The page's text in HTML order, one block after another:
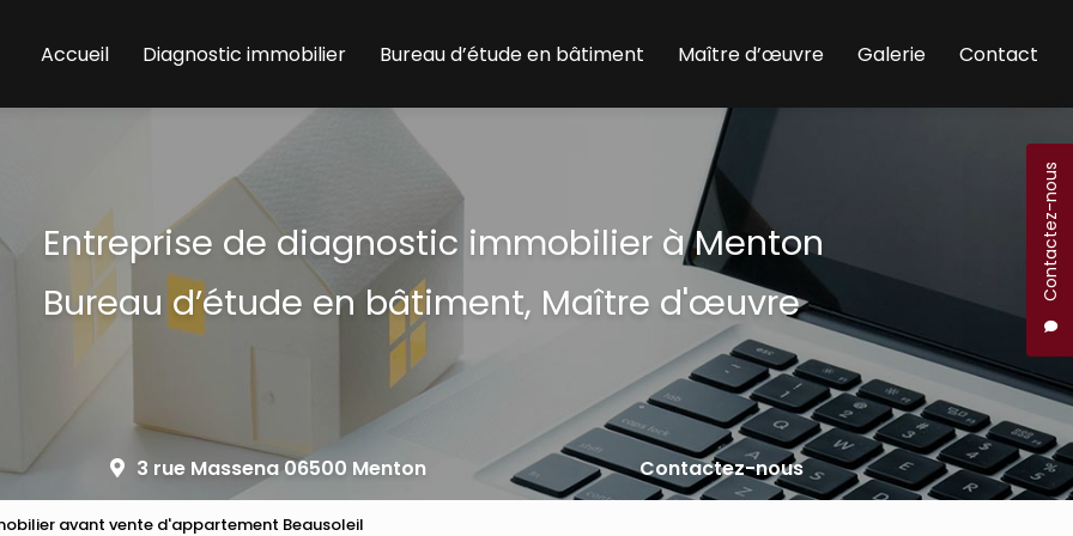
Contactez-nous
Accueil
Diagnostic immobilier Bureau d’étude en bâtiment Maître d’œuvre Galerie Contact
Entreprise de diagnostic immobilier à Menton
Bureau d’étude en bâtiment, Maître d'œuvre
3 rue Massena 06500 Menton Contactez-nous
avant vente d'appartement Beausoleil